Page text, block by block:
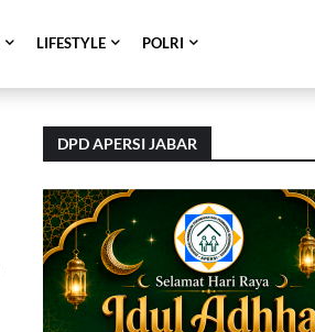
LIFESTYLE POLRI
DPD APERSI JABAR